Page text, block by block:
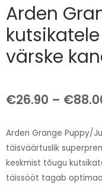
Arden
värske
€26.90 – €
Arden Grange Puppy/
täisväärtuslik
keskmist tõugu
täissööt tagab